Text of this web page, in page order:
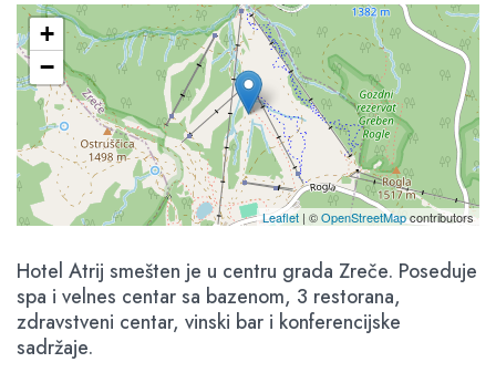
+
−
Leaflet | ©OpenStreetMapcontributors
Hotel Atrij smešten je u centru grada Zreče. Poseduje
spa i velnes centar sa bazenom, 3 restorana,
zdravstveni centar, vinski bar i konferencijske
sadržaje.